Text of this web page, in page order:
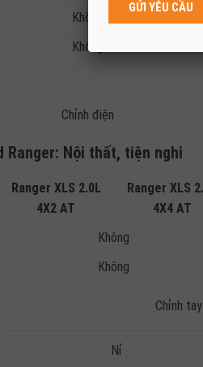
Không
Không
Chỉnh điện
Ranger: Nội thất, tiện nghi
Ranger XLS 2.0L
4X2 AT
Ranger XLS
4X4 AT
Không
Không
Chỉnh tay
Nỉ